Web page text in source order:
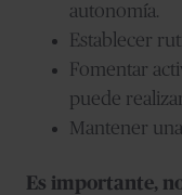
autonomía.
Establecer
Fomentar
puede
Mantener
Es importante,